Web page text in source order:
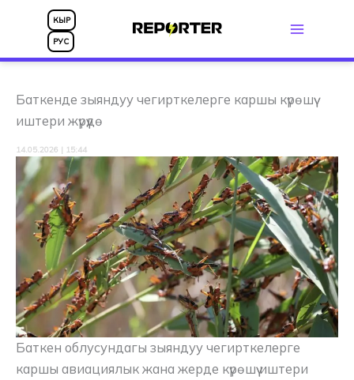
КЫР
РУС
Баткенде зыяндуу чегирткелерге каршы күрөшүү
иштери жүрүүдө
14.05.2026 | 15:44
Баткен облусундагы зыяндуу чегирткелерге
каршы авиациялык жана жерде күрөшүү иштери